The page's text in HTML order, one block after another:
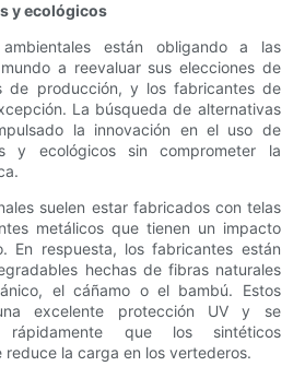
y ecológicos
ambientales están obligando a las
a reevaluar sus elecciones de
de producción, y los fabricantes de
La búsqueda de alternativas
la innovación en el uso de
y ecológicos sin comprometer la
suelen estar fabricados con telas
metálicos que tienen un impacto
En respuesta, los fabricantes están
hechas de fibras naturales
el cáñamo o el bambú. Estos
excelente protección UV y se
rápidamente que los sintéticos
reduce la carga en los vertederos.